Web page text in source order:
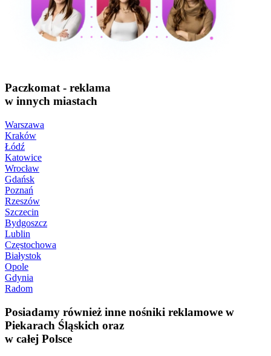
Paczkomat - reklama
w innych miastach
Warszawa
Kraków
Łódź
Katowice
Wrocław
Gdańsk
Poznań
Rzeszów
Szczecin
Bydgoszcz
Lublin
Częstochowa
Białystok
Opole
Gdynia
Radom
Posiadamy również inne nośniki reklamowe w
Piekarach Śląskich oraz
w całej Polsce